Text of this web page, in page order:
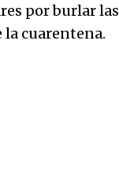
por burlar las
cuarentena.